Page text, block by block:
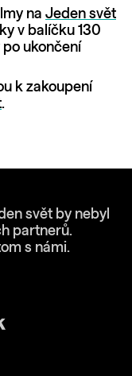
na Jeden svět
v balíčku 130
po ukončení
k zakoupení
.
svět by nebyl
partnerů.
s námi.